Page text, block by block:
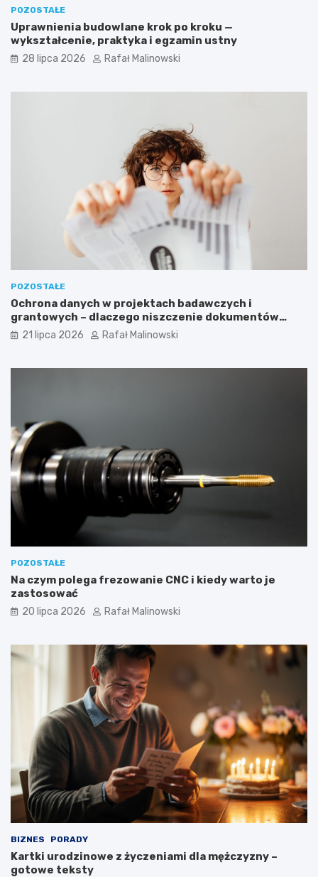
POZOSTAŁE
Uprawnienia budowlane krok po kroku —
wykształcenie, praktyka i egzamin ustny
28 lipca 2026 Rafał Malinowski
POZOSTAŁE
Ochrona danych w projektach badawczych i
grantowych – dlaczego niszczenie dokumentów
musi być częścią procedury?
21 lipca 2026 Rafał Malinowski
POZOSTAŁE
Na czym polega frezowanie CNC i kiedy warto je
zastosować
20 lipca 2026 Rafał Malinowski
BIZNES PORADY
Kartki urodzinowe z życzeniami dla mężczyzny –
gotowe teksty